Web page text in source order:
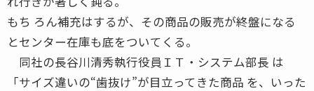
もち ろん補充はするが、その商品の販売が終盤になる
とセンター在庫も底をついてくる。
同社の長谷川清秀執行役員ＩＴ・システム部長 は
「サイズ違いの“歯抜け”が目立ってきた商品 を、いった